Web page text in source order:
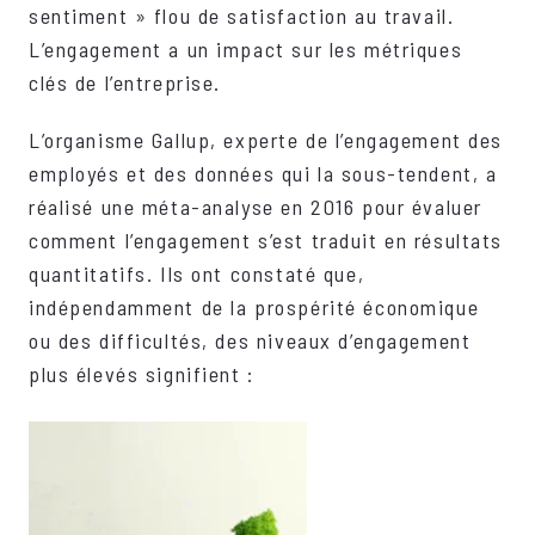
sentiment » flou de satisfaction au travail.
L’engagement a un impact sur les métriques
clés de l’entreprise.
L’organisme Gallup, experte de l’engagement des
employés et des données qui la sous-tendent, a
réalisé une méta-analyse en 2016 pour évaluer
comment l’engagement s’est traduit en résultats
quantitatifs. Ils ont constaté que,
indépendamment de la prospérité économique
ou des difficultés, des niveaux d’engagement
plus élevés signifient :